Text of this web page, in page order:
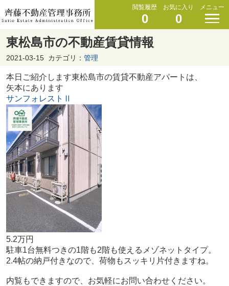
閲覧履歴
0
お気に入り
0
メニュー
東松島市の不動産賃貸情報
2021-03-15 カテゴリ： 管理
本日ご紹介します東松島市の賃貸不動産アパートは、
矢本にあります
サンフォレストⅡ
5.2万円
駐車1台無料つきの1階も2階も使えるメゾネットタイプ。
2.4帖の納戸付きなので、荷物もスッキリ片付きますね。
内覧もできますので、お気軽にお問い合わせください。